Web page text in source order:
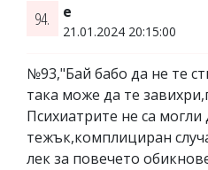
94. e
21.01.2024 20:15:00
№93,"Бай бабо да не те
така може да те
Психиатрите не са
тежък,комплициран
лек за повечето